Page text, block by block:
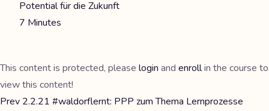
Potential für die Zukunft
7 Minutes
This content is protected, please login and enrollin the course to
view this content!
Prev 2.2.21 #waldorflernt: PPP zum Thema Lernprozesse